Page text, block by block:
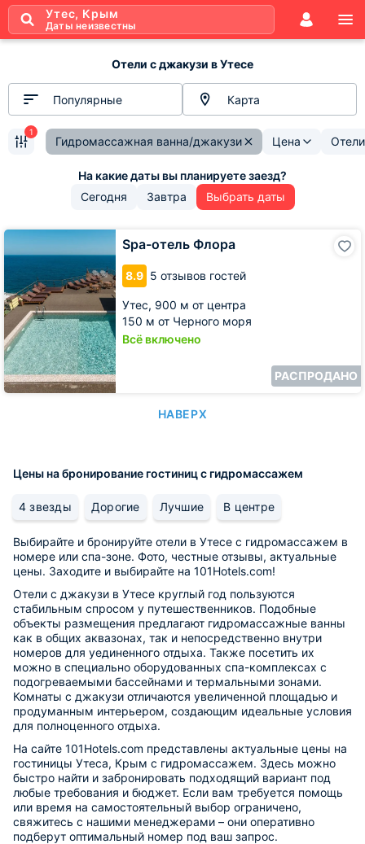
Утес, Крым
Даты неизвестны
Отели с джакузи в Утесе
Популярные Карта
Гидромассажная ванна/джакузи Цена Отели
1
Сегодня Завтра Выбрать даты
Spa-отель Флора
8.9 5 отзывов гостей
Утес, 900 м от центра
150 м от Черного моря
Всё включено
РАСПРОДАНО
Spa-
НАВЕРХ
Цены на бронирование гостиниц с гидромассажем
4 звезды Дорогие Лучшие В центре
Выбирайте и бронируйте отели в Утесе с гидромассажем в
номере или спа-зоне. Фото, честные отзывы, актуальные
цены. Заходите и выбирайте на 101Hotels.com!
Отели с джакузи в Утесе круглый год пользуются
стабильным спросом у путешественников. Подобные
объекты размещения предлагают гидромассажные ванны
как в общих аквазонах, так и непосредственно внутри
номеров для уединенного отдыха. Также посетить их
можно в специально оборудованных спа-комплексах с
подогреваемыми бассейнами и термальными зонами.
Комнаты с джакузи отличаются увеличенной площадью и
продуманным интерьером, создающим идеальные условия
для полноценного отдыха.
На сайте 101Hotels.com представлены актуальные цены на
гостиницы Утеса, Крым с гидромассажем. Здесь можно
быстро найти и забронировать подходящий вариант под
любые требования и бюджет. Если вам требуется помощь
или время на самостоятельный выбор ограничено,
свяжитесь с нашими менеджерами – они оперативно
подберут оптимальный номер под ваш запрос.